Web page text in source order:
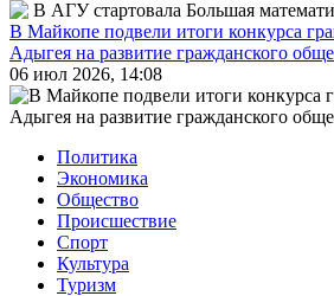
В Майкопе подвели итоги конкурса
Адыгея на развитие гражданского
06 июл 2026, 14:08
Политика
Экономика
Общество
Происшествие
Спорт
Культура
Туризм